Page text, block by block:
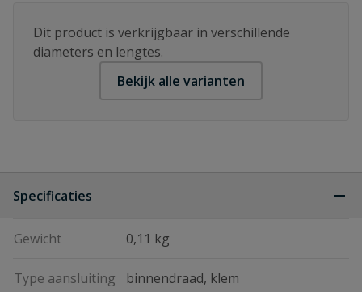
Dit product is verkrijgbaar in verschillende
diameters en lengtes.
Bekijk alle varianten
Specificaties
Gewicht 0,11 kg
Type aansluiting binnendraad, klem